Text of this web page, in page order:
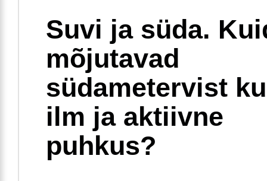
Suvi ja süda.
mõjutavad
südametervist
ilm ja aktiivne
puhkus?